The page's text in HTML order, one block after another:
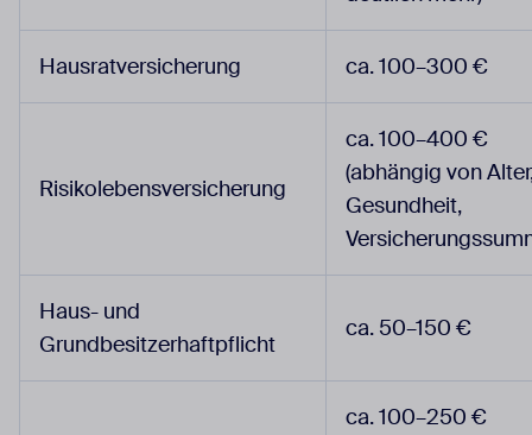
Hausratversicherung ca. 100–300 €
Risikolebensversicherung
ca. 100–400 €
(abhängig von
Gesundheit,
Haus- und
Grundbesitzerhaftpflicht
ca. 50–150 €
ca. 100–250 €